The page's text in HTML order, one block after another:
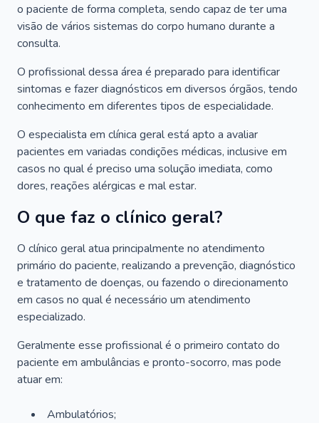
o paciente de forma completa, sendo capaz de ter uma
visão de vários sistemas do corpo humano durante a
consulta.
O profissional dessa área é preparado para identificar
sintomas e fazer diagnósticos em diversos órgãos, tendo
conhecimento em diferentes tipos de especialidade.
O especialista em clínica geral está apto a avaliar
pacientes em variadas condições médicas, inclusive em
casos no qual é preciso uma solução imediata, como
dores, reações alérgicas e mal estar.
O que faz o clínico geral?
O clínico geral atua principalmente no atendimento
primário do paciente, realizando a prevenção, diagnóstico
e tratamento de doenças, ou fazendo o direcionamento
em casos no qual é necessário um atendimento
especializado.
Geralmente esse profissional é o primeiro contato do
paciente em ambulâncias e pronto-socorro, mas pode
atuar em:
Ambulatórios;